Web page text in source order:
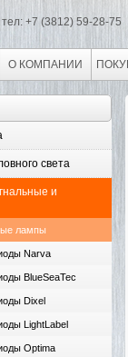
+7 (3812) 59-28-75
О КОМПАНИИ
света
и
лампы
Narva
BlueSeaTec
Dixel
LightLabel
Optima